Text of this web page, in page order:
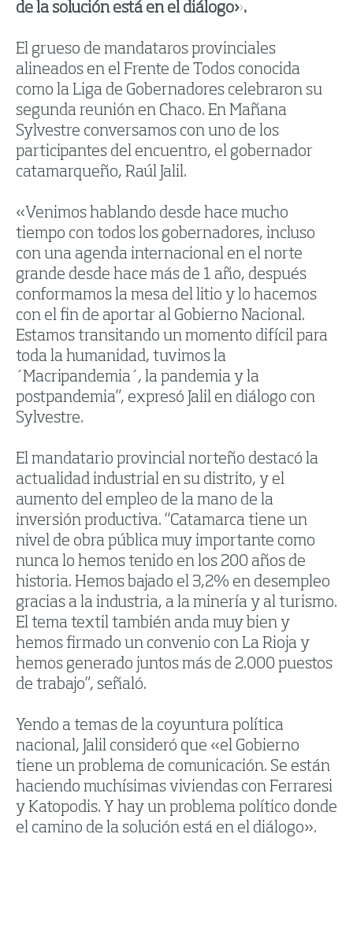
de la solución está en el diálogo».
El grueso de mandataros provinciales
alineados en el Frente de Todos conocida
como la Liga de Gobernadores celebraron su
segunda reunión en Chaco. En Mañana
Sylvestre conversamos con uno de los
participantes del encuentro, el gobernador
catamarqueño, Raúl Jalil.
«Venimos hablando desde hace mucho
tiempo con todos los gobernadores, incluso
con una agenda internacional en el norte
grande desde hace más de 1 año, después
conformamos la mesa del litio y lo hacemos
con el fin de aportar al Gobierno Nacional.
Estamos transitando un momento difícil para
toda la humanidad, tuvimos la
´Macripandemia´, la pandemia y la
postpandemia”, expresó Jalil en diálogo con
Sylvestre.
El mandatario provincial norteño destacó la
actualidad industrial en su distrito, y el
aumento del empleo de la mano de la
inversión productiva. “Catamarca tiene un
nivel de obra pública muy importante como
nunca lo hemos tenido en los 200 años de
historia. Hemos bajado el 3,2% en desempleo
gracias a la industria, a la minería y al turismo.
El tema textil también anda muy bien y
hemos firmado un convenio con La Rioja y
hemos generado juntos más de 2.000 puestos
de trabajo”, señaló.
Yendo a temas de la coyuntura política
nacional, Jalil consideró que «el Gobierno
tiene un problema de comunicación. Se están
haciendo muchísimas viviendas con Ferraresi
y Katopodis. Y hay un problema político donde
el camino de la solución está en el diálogo».